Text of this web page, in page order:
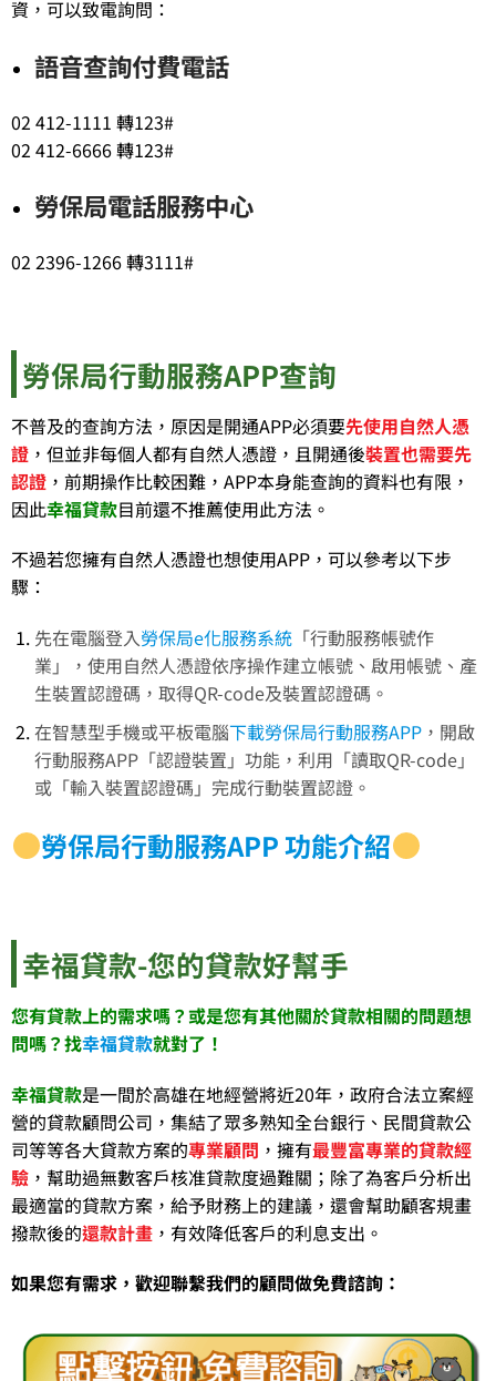
資，可以致電詢問：
語音查詢付費電話
02 412-1111 轉123#
02 412-6666 轉123#
勞保局電話服務中心
02 2396-1266 轉3111#
勞保局行動服務APP查詢
不普及的查詢方法，原因是開通APP必須要先使用自然人憑
證 ，但並非每個人都有自然人憑證，且開通後裝置也需要先
認證 ，前期操作比較困難，APP本身能查詢的資料也有限，
因此幸福貸款目前還不推薦使用此方法。
不過若您擁有自然人憑證也想使用APP，可以參考以下步
驟：
先在電腦登入勞保局e化服務系統「行動服務帳號作
業」，使用自然人憑證依序操作建立帳號、啟用帳號、產
生裝置認證碼，取得QR-code及裝置認證碼。
在智慧型手機或平板電腦下載勞保局行動服務APP，開啟
行動服務APP「認證裝置」功能，利用「讀取QR-code」
或「輸入裝置認證碼」完成行動裝置認證。
勞保局行動服務APP 功能介紹
幸福貸款-您的貸款好幫手
您有貸款上的需求嗎？或是您有其他關於貸款相關的問題想
問嗎？找幸福貸款就對了！
幸福貸款是一間於高雄在地經營將近20年，政府合法立案經
營的貸款顧問公司，集結了眾多熟知全台銀行、民間貸款公
司等等各大貸款方案的專業顧問 ，擁有最豐富專業的貸款經
驗 ，幫助過無數客戶核准貸款度過難關；除了為客戶分析出
最適當的貸款方案，給予財務上的建議，還會幫助顧客規畫
撥款後的還款計畫 ，有效降低客戶的利息支出。
如果您有需求，歡迎聯繫我們的顧問做免費諮詢：